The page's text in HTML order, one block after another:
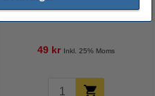
49 kr Inkl. 25% Moms